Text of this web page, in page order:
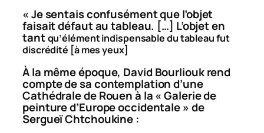
« Je sentais confusément que l’objet
faisait défaut au tableau. […] L’objet en
tantqu’élément indispensable du tableau fut
discrédité [à mes yeux]
À la même époque, David Bourliouk rend
compte de sa contemplation d’une
Cathédrale de Rouen à la « Galerie de
peinture d’Europe occidentale » de
Sergueï Chtchoukine :